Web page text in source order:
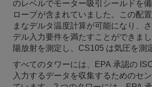
のレベルでモーター吸引シールドを
ローブが含まれていました。この配
まなデルタ温度計算が可能になり、
デル入力要件を満たすことができま
陽放射を測定し、CS105 は気圧を測
すべてのタワーには、EPA 承認の
入力するデータを収集するためのセ